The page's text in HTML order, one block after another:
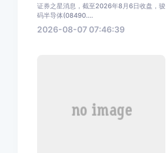
证券之星消息，截至2026年8月6日收盘，骏
码半导体(08490....
2026-08-07 07:46:39